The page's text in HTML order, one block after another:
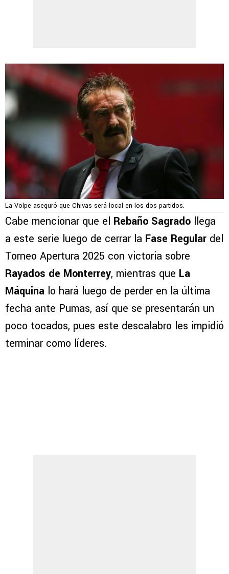
La Volpe aseguró que Chivas será local en los dos partidos.
Cabe mencionar que el Rebaño Sagrado llega
a este serie luego de cerrar la Fase Regular del
Torneo Apertura 2025 con victoria sobre
Rayados de Monterrey, mientras que La
Máquina lo hará luego de perder en la última
fecha ante Pumas, así que se presentarán un
poco tocados, pues este descalabro les impidió
terminar como líderes.